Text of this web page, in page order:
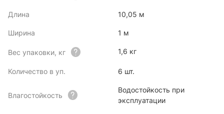
Длина 10,05 м
Ширина 1 м
Вес упаковки, кг 1,6 кг
Количество в уп. 6 шт.
Влагостойкость
Водостойкость при
эксплуатации